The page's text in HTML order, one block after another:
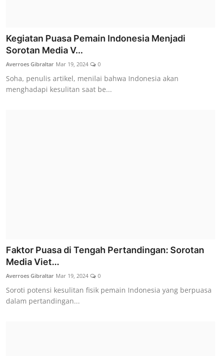
Kegiatan Puasa Pemain Indonesia Menjadi
Sorotan Media V...
Averroes Gibraltar Mar 19, 2024 0
Soha, penulis artikel, menilai bahwa Indonesia akan
menghadapi kesulitan saat be...
Faktor Puasa di Tengah Pertandingan: Sorotan
Media Viet...
Averroes Gibraltar Mar 19, 2024 0
Soroti potensi kesulitan fisik pemain Indonesia yang berpuasa
dalam pertandingan...